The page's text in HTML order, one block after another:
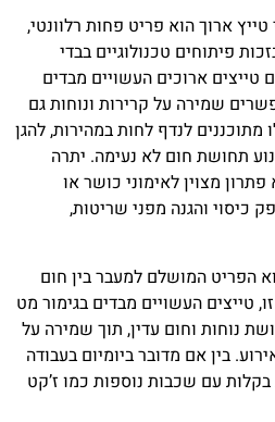
ארוך הוא פריט פחות רלוונטי,
פיתוחים טכנולוגיים בבדי
טייצים ארוכים העשויים מבדים
שמירה על קרירות ונוחות גם
מתוכננים לנדף לחות במהירות, להגן
תחושת חום לא נעימה. יתרה
מצוין לאימוני כושר או
כיסוי והגנה מפני שריטות,
הפריט המושלם למעבר בין חום
טייצים העשויים מבדים בגימור מט
נוחות וחום עדין, תוך שמירה על
בין אם מדובר ביומיום בעבודה
עם שכבות נוספות כמו ז’קט